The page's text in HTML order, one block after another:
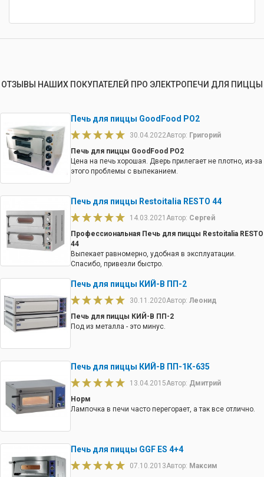
ОТЗЫВЫ НАШИХ ПОКУПАТЕЛЕЙ ПРО ЭЛЕКТРОПЕЧИ ДЛЯ ПИЦЦЫ
Печь для пиццы GoodFood PO2
30.04.2022Автор: Григорий
Печь для пиццы GoodFood PO2
Цена на печь хорошая. Дверь прилегает не плотно, из-за
этого проблемы с выпеканием.
Печь для пиццы Restoitalia RESTO 44
14.03.2021 Автор: Сергей
Профессиональная Печь для пиццы Restoitalia RESTO
44
Выпекает равномерно, удобная в эксплуатации.
Спасибо, привезли быстро.
Печь для пиццы КИЙ-В ПП-2
30.11.2020Автор: Леонид
Печь для пиццы КИЙ-В ПП-2
Под из металла - это минус.
Печь для пиццы КИЙ-В ПП-1К-635
13.04.2015Автор: Дмитрий
Норм
Лампочка в печи часто перегорает, а так все отлично.
Печь для пиццы GGF ES 4+4
07.10.2013Автор: Максим